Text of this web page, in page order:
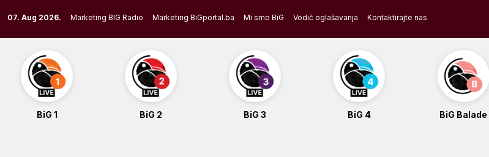
to
content
07. Aug 2026. Marketing BIG Radio Marketing BiGportal.ba Mi smo BiG Vodič oglašavanja Kontaktirajte nas
BiG 1 BiG 2 BiG 3 BiG 4 BiG Balade